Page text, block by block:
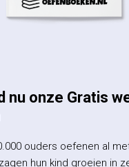
nu onze Gratis
ouders oefenen al
hun kind groeien in